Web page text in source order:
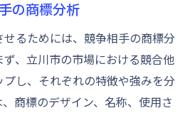
の商標分析
るためには、競争相手の商標分
、立川市の市場における競合他
し、それぞれの特徴や強みを分
商標のデザイン、名称、使用さ